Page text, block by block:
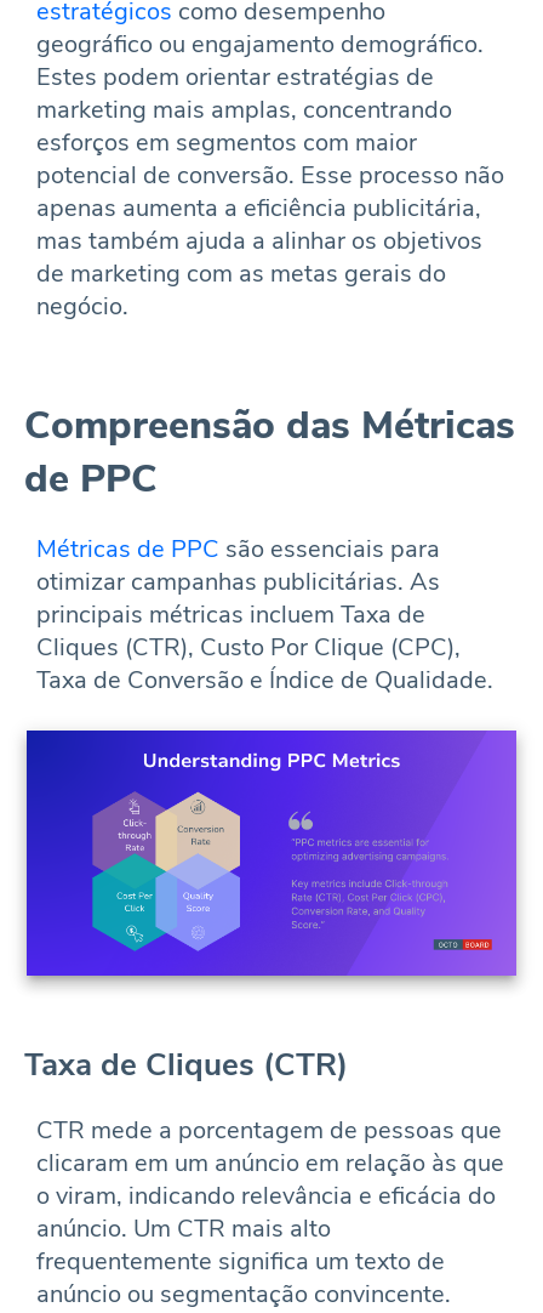
estratégicos como desempenho
geográfico ou engajamento demográfico.
Estes podem orientar estratégias de
marketing mais amplas, concentrando
esforços em segmentos com maior
potencial de conversão. Esse processo não
apenas aumenta a eficiência publicitária,
mas também ajuda a alinhar os objetivos
de marketing com as metas gerais do
negócio.
Compreensão das Métricas
de PPC
Métricas de PPC são essenciais para
otimizar campanhas publicitárias. As
principais métricas incluem Taxa de
Cliques (CTR), Custo Por Clique (CPC),
Taxa de Conversão e Índice de Qualidade.
Taxa de Cliques (CTR)
CTR mede a porcentagem de pessoas que
clicaram em um anúncio em relação às que
o viram, indicando relevância e eficácia do
anúncio. Um CTR mais alto
frequentemente significa um texto de
anúncio ou segmentação convincente.